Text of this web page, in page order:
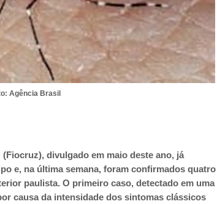
Agência Brasil
divulgado em maio deste ano, já
e, na última semana, foram confirmados quatro
paulista. O primeiro caso, detectado em uma
causa da intensidade dos sintomas clássicos